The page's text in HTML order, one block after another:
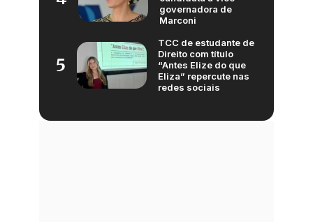
governadora de
Marconi
5
TCC de estudante de
Direito com título
“Antes Elize do que
Eliza” repercute nas
redes sociais